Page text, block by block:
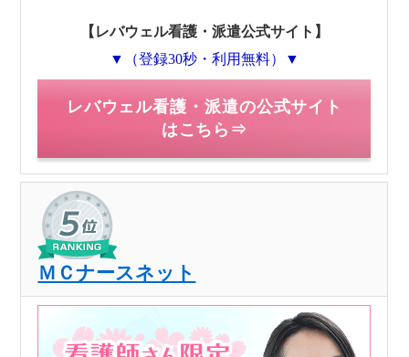
【レバウェル看護・派遣公式サイト】
▼（登録30秒・利用無料）▼
レバウェル看護・派遣の公式サイト
はこちら⇒
ＭＣナースネット